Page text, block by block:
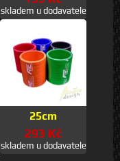
skladem u dodavatele
25cm
293 Kč
skladem u dodavatele